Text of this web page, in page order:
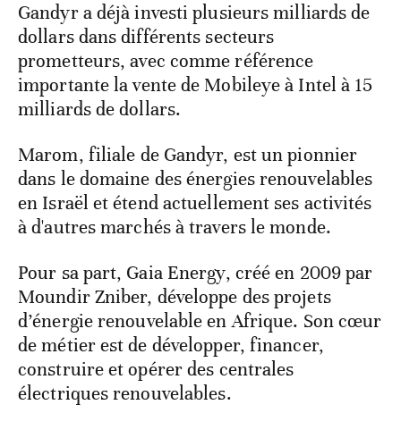
Gandyr a déjà investi plusieurs milliards de
dollars dans différents secteurs
prometteurs, avec comme référence
importante la vente de Mobileye à Intel à 15
milliards de dollars.
Marom, filiale de Gandyr, est un pionnier
dans le domaine des énergies renouvelables
en Israël et étend actuellement ses activités
à d'autres marchés à travers le monde.
Pour sa part, Gaia Energy, créé en 2009 par
Moundir Zniber, développe des projets
d’énergie renouvelable en Afrique. Son cœur
de métier est de développer, financer,
construire et opérer des centrales
électriques renouvelables.